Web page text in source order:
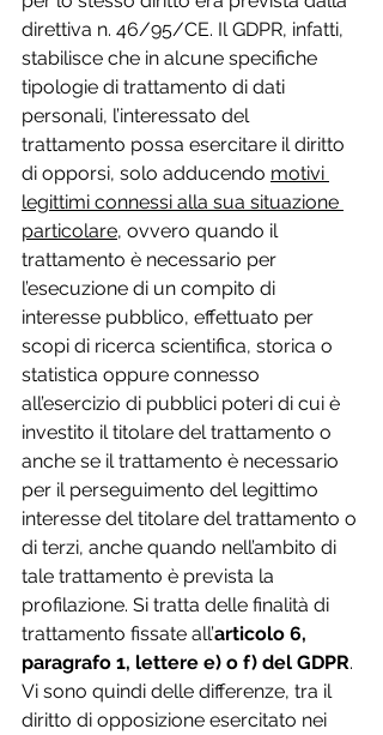
direttiva n. 46/95/CE. Il GDPR, infatti,
stabilisce che in alcune specifiche
tipologie di trattamento di dati
personali, l’interessato del
trattamento possa esercitare il diritto
di opporsi, solo adducendo motivi
legittimi connessi alla sua situazione
particolare, ovvero quando il
trattamento è necessario per
l’esecuzione di un compito di
interesse pubblico, effettuato per
scopi di ricerca scientifica, storica o
statistica oppure connesso
all’esercizio di pubblici poteri di cui è
investito il titolare del trattamento o
anche se il trattamento è necessario
per il perseguimento del legittimo
interesse del titolare del trattamento o
di terzi, anche quando nell’ambito di
tale trattamento è prevista la
profilazione. Si tratta delle finalità di
trattamento fissate all’articolo 6,
paragrafo 1, lettere e) o f) del GDPR.
Vi sono quindi delle differenze, tra il
diritto di opposizione esercitato nei